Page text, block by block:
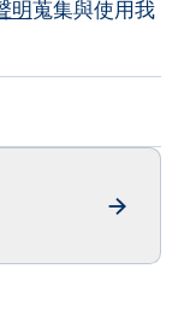
明蒐集與使用我